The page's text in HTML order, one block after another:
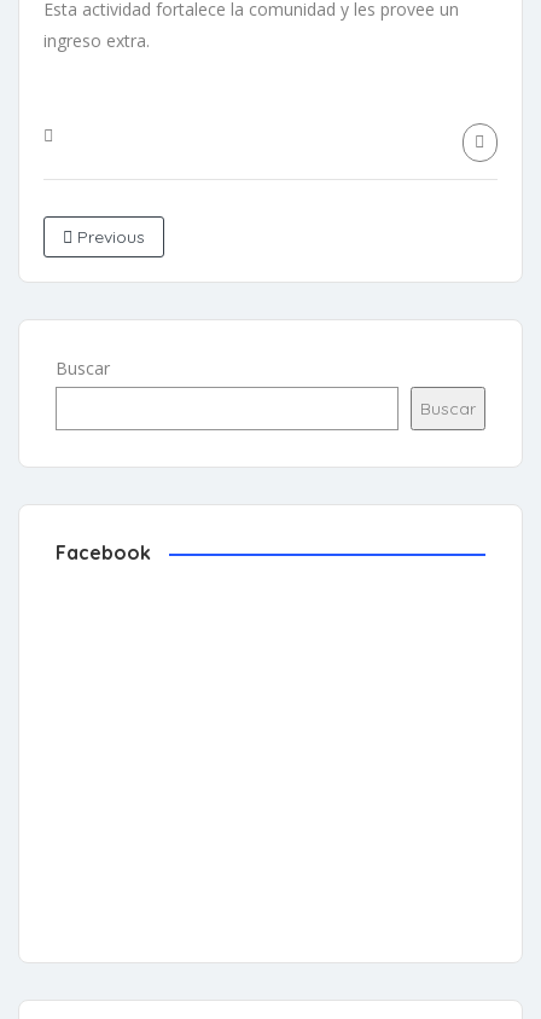
Esta actividad fortalece la comunidad y les provee un
ingreso extra.
Previous
Buscar
Buscar
Facebook